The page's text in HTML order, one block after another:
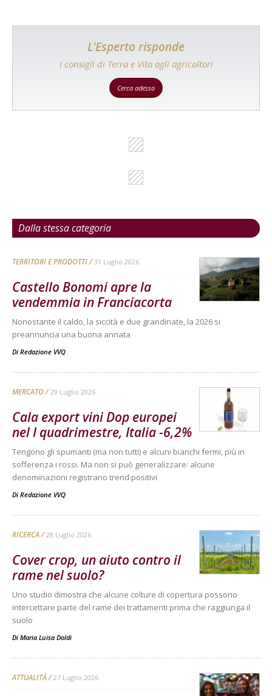
L'Esperto risponde
I consigli di Terra e Vita agli agricoltori
Cerca adesso
Dalla stessa categoria
TERRITORI E PRODOTTI 31 Luglio 2026
Castello Bonomi apre la
vendemmia in Franciacorta
Nonostante il caldo, la siccità e due grandinate, la 2026 si
preannuncia una buona annata
Di Redazione VVQ
MERCATO 29 Luglio 2026
Cala export vini Dop europei
nel I quadrimestre, Italia -6,2%
Tengono gli spumanti (ma non tutti) e alcuni bianchi fermi, più in
sofferenza i rossi. Ma non si può generalizzare: alcune
denominazioni registrano trend positivi
Di Redazione VVQ
RICERCA 28 Luglio 2026
Cover crop, un aiuto contro il
rame nel suolo?
Uno studio dimostra che alcune colture di copertura possono
intercettare parte del rame dei trattamenti prima che raggiunga il
suolo
Di Maria Luisa Doldi
ATTUALITÀ 27 Luglio 2026